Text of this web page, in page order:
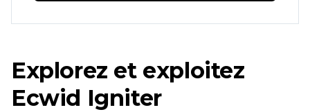
Explorez et exploitez
Ecwid Igniter